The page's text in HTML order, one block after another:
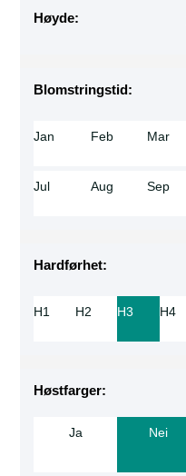
Høyde:
Blomstringstid:
Jan Feb Mar
Jul Aug Sep
Hardførhet:
H1 H2 H3 H4
Høstfarger:
Ja Nei